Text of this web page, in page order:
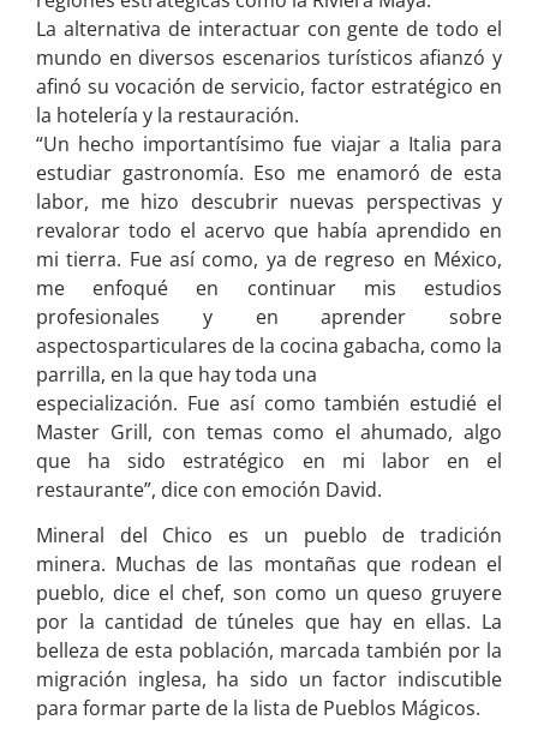
La alternativa de interactuar con gente de todo el
mundo en diversos escenarios turísticos afianzó y
afinó su vocación de servicio, factor estratégico en
la hotelería y la restauración.
“Un hecho importantísimo fue viajar a Italia para
estudiar gastronomía. Eso me enamoró de esta
labor, me hizo descubrir nuevas perspectivas y
revalorar todo el acervo que había aprendido en
mi tierra. Fue así como, ya de regreso en México,
me enfoqué en continuar mis estudios
profesionales y en aprender sobre
aspectosparticulares de la cocina gabacha, como la
parrilla, en la que hay toda una
especialización. Fue así como también estudié el
Master Grill, con temas como el ahumado, algo
que ha sido estratégico en mi labor en el
restaurante”, dice con emoción David.
Mineral del Chico es un pueblo de tradición
minera. Muchas de las montañas que rodean el
pueblo, dice el chef, son como un queso gruyere
por la cantidad de túneles que hay en ellas. La
belleza de esta población, marcada también por la
migración inglesa, ha sido un factor indiscutible
para formar parte de la lista de Pueblos Mágicos.